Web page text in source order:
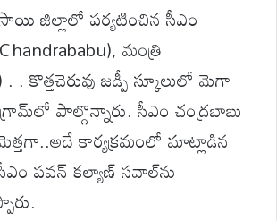
జిల్లాలో పర్యటించిన సీఎం
), మంత్రి
. . కొత్తచెరువు జడ్పీస్కూలులో మెగా
పాల్గొన్నారు. సీఎం చంద్రబాబు
గా..అదే కార్యక్రమంలో మాట్లాడిన
పవన్ కల్యాణ్ సవాల్‌ను
.